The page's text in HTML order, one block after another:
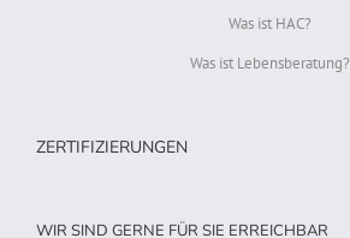
Was ist HAC?
Was ist Lebensberatung?
ZERTIFIZIERUNGEN
WIR SIND GERNE FÜR SIE ERREICHBAR